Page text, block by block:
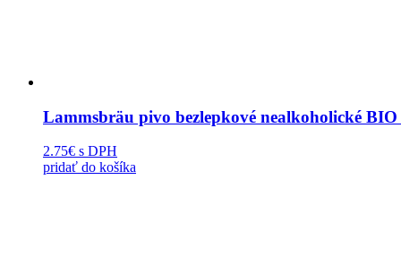
Lammsbräu pivo bezlepkové nealkoholické BIO
2.75€ s DPH
pridať do košíka